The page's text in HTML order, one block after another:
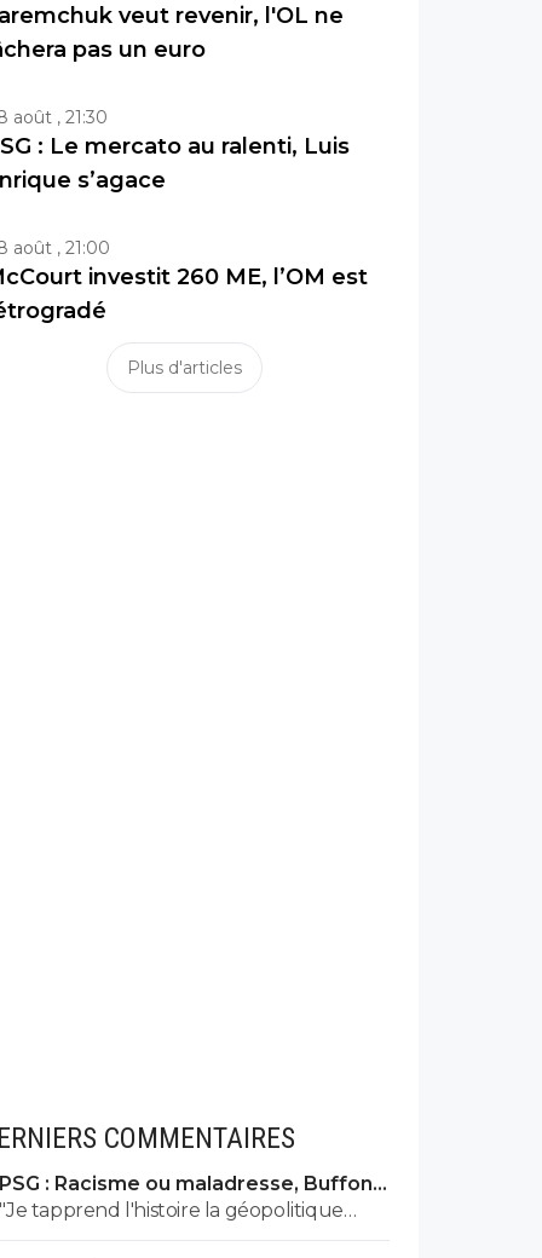
veut revenir, l'OL ne
pas un euro
août , 21:30
: Le mercato au ralenti, Luis
s’agace
août , 21:00
investit 260 ME, l’OM est
Plus d'articles
COMMENTAIRES
PSG : Racisme ou maladresse, Buffon
écarte Suzuki
"Je tapprend l'histoire la géopolitique
quand tu veux," LOL LOL LOL tu peux